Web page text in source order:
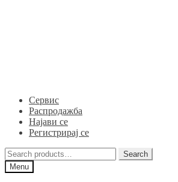
Сервис
Распродажба
Најави се
Регистрирај се
Search
for:
Search
Menu